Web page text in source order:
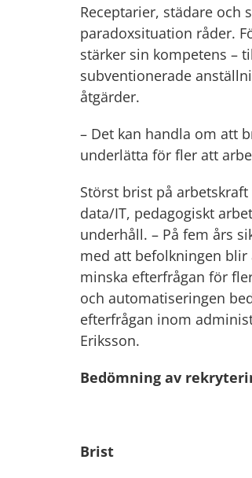
Receptarier, städare och
paradoxsituation råder.
stärker sin kompetens –
subventionerade
åtgärder.
– Det kan handla om att
underlätta för fler att
Störst brist på
data/IT, pedagogiskt
underhåll. – På fem års
med att befolkningen
minska efterfrågan för
och automatiseringen
efterfrågan inom
Eriksson.
Bedömning av
Brist